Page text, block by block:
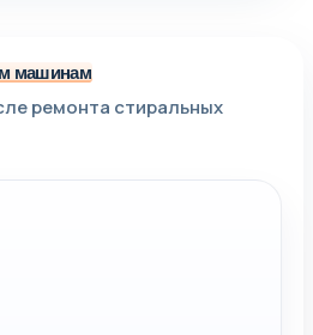
машинам
ремонта стиральных